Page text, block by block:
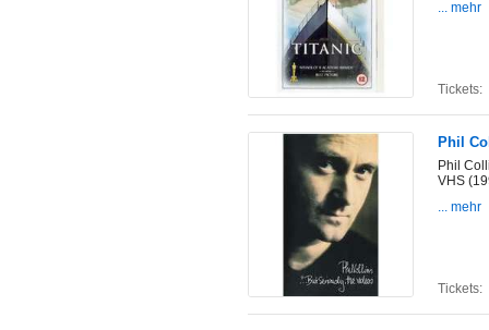
... mehr
Tickets:
Phil
Phil
VHS
... mehr
Tickets: